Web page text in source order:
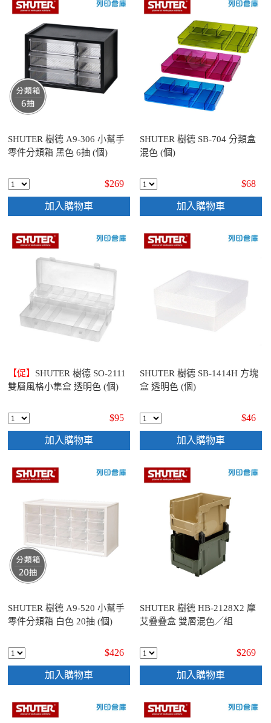
SHUTER 樹德 A9-306 小幫手
零件分類箱 黑色 6抽 (個)
$269
加入購物車
SHUTER 樹德 SB-704 分類盒
混色 (個)
$68
加入購物車
【促】 SHUTER 樹德 SO-2111
雙層風格小集盒 透明色 (個)
$95
加入購物車
SHUTER 樹德 SB-1414H 方塊
盒 透明色 (個)
$46
加入購物車
SHUTER 樹德 A9-520 小幫手
零件分類箱 白色 20抽 (個)
$426
加入購物車
SHUTER 樹德 HB-2128X2 摩
艾疊疊盒 雙層混色／組
$269
加入購物車